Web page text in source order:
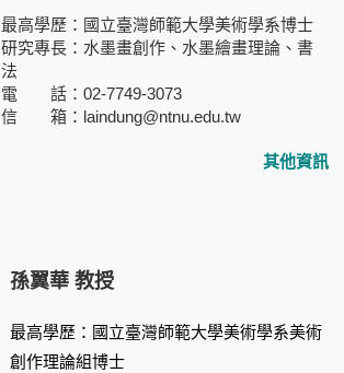
最高學歷：國立臺灣師範大學美術學系博士
研究專長：水墨畫創作、水墨繪畫理論、書
法
電 話：02-7749-3073
信 箱：laindung@ntnu.edu.tw
其他資訊
孫翼華 教授
最高學歷：國立臺灣師範大學美術學系美術
創作理論組博士